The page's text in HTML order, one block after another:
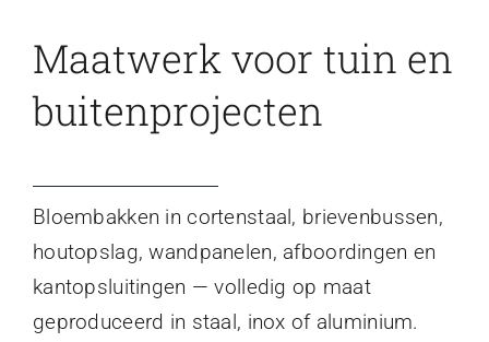
Maatwerk voor tuin en
buitenprojecten
Bloembakken in cortenstaal, brievenbussen,
houtopslag, wandpanelen, afboordingen en
kantopsluitingen — volledig op maat
geproduceerd in staal, inox of aluminium.